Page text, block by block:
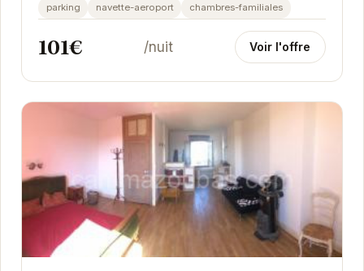
parking
navette-aeroport chambres-familiales
101€ /nuit Voir l'offre